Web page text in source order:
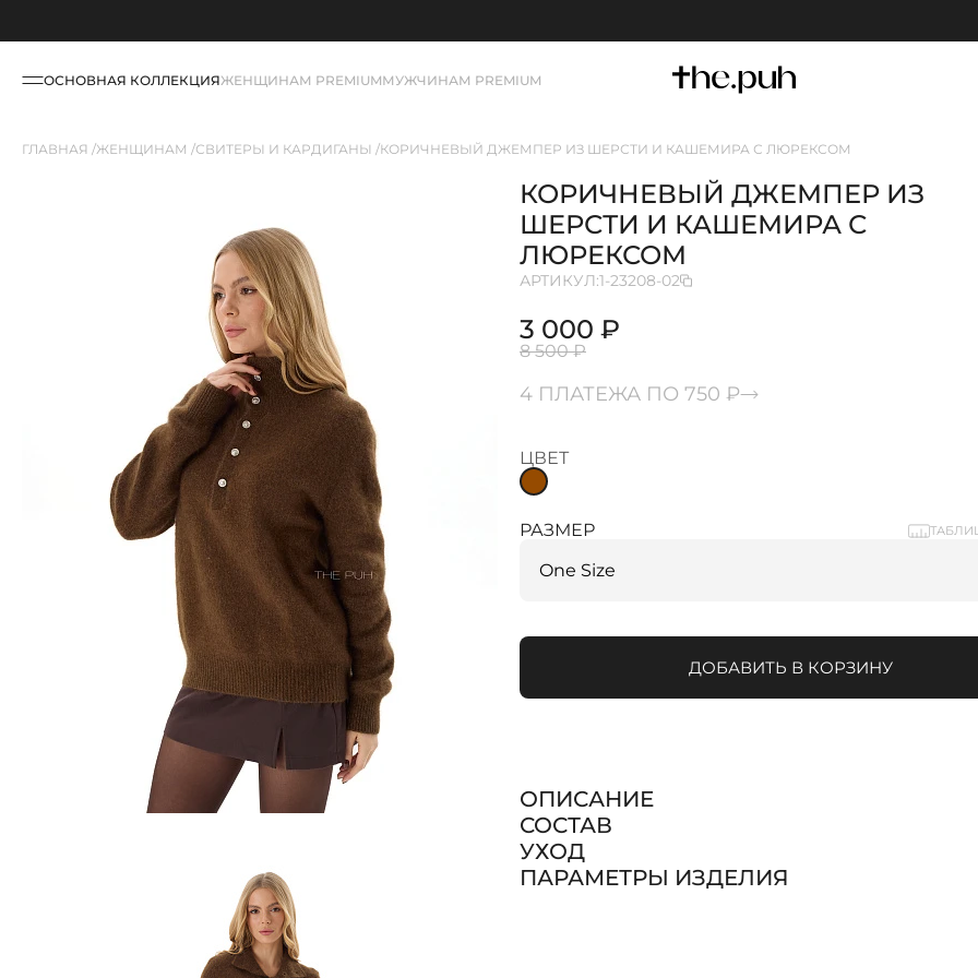
ОСНОВНАЯ КОЛЛЕКЦИЯЖЕНЩИНАМ PREMIUMМУЖЧИНАМ PREMIUM
ГЛАВНАЯ ЖЕНЩИНАМ СВИТЕРЫ И КАРДИГАНЫ КОРИЧНЕВЫЙ ДЖЕМПЕР ИЗ ШЕРСТИ И КАШЕМИРА С ЛЮРЕКСОМ
КОРИЧНЕВЫЙ ДЖЕМПЕР ИЗ
ШЕРСТИ И КАШЕМИРА С
ЛЮРЕКСОМ
АРТИКУЛ:1-23208-02
3 000 ₽
8 500 ₽
4 ПЛАТЕЖА ПО 750 ₽
ЦВЕТ
РАЗМЕР
ДОБАВИТЬ В КОРЗИНУ
ОПИСАНИЕ
СОСТАВ
УХОД
ПАРАМЕТРЫ ИЗДЕЛИЯ